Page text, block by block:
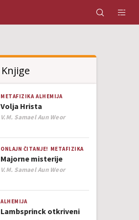
Knjige
METAFIZIKA ALHEMIJA
Volja Hrista
Author
V.M. Samael Aun Weor
ONLAJN ČITANJE! METAFIZIKA
Majorne misterije
Author
V.M. Samael Aun Weor
ALHEMIJA
Lambsprinck otkriveni